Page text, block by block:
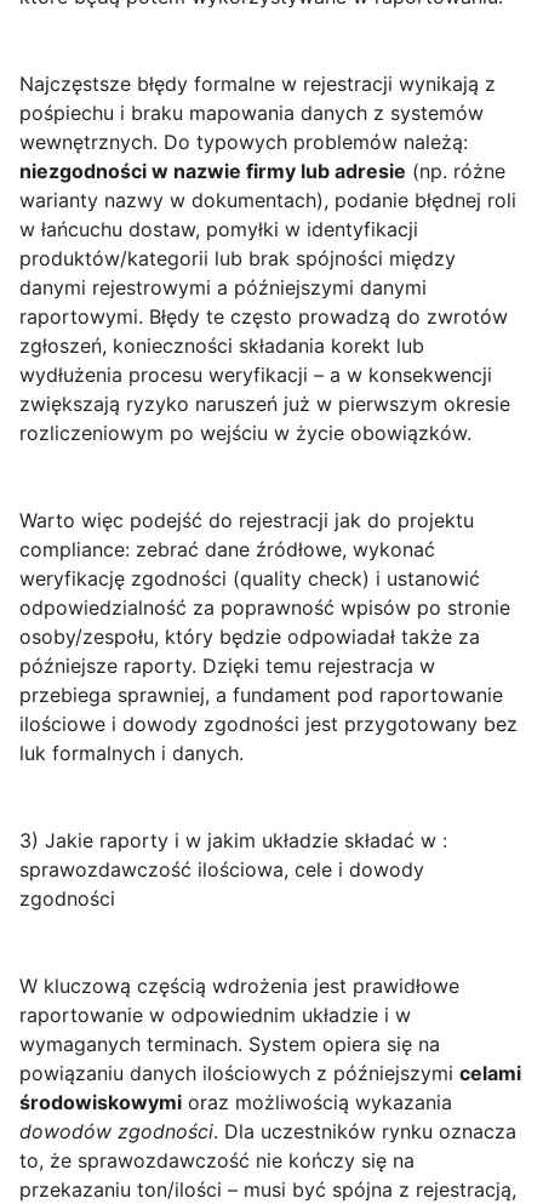
Najczęstsze błędy formalne w rejestracji wynikają z
pośpiechu i braku mapowania danych z systemów
wewnętrznych. Do typowych problemów należą:
niezgodności w nazwie firmy lub adresie (np. różne
warianty nazwy w dokumentach), podanie błędnej roli
w łańcuchu dostaw, pomyłki w identyfikacji
produktów/kategorii lub brak spójności między
danymi rejestrowymi a późniejszymi danymi
raportowymi. Błędy te często prowadzą do zwrotów
zgłoszeń, konieczności składania korekt lub
wydłużenia procesu weryfikacji – a w konsekwencji
zwiększają ryzyko naruszeń już w pierwszym okresie
rozliczeniowym po wejściu w życie obowiązków.
Warto więc podejść do rejestracji jak do projektu
compliance: zebrać dane źródłowe, wykonać
weryfikację zgodności (quality check) i ustanowić
odpowiedzialność za poprawność wpisów po stronie
osoby/zespołu, który będzie odpowiadał także za
późniejsze raporty. Dzięki temu rejestracja w
przebiega sprawniej, a fundament pod raportowanie
ilościowe i dowody zgodności jest przygotowany bez
luk formalnych i danych.
3) Jakie raporty i w jakim układzie składać w :
sprawozdawczość ilościowa, cele i dowody
zgodności
W kluczową częścią wdrożenia jest prawidłowe
raportowanie w odpowiednim układzie i w
wymaganych terminach. System opiera się na
powiązaniu danych ilościowych z późniejszymi celami
środowiskowymi oraz możliwością wykazania
dowodów zgodności. Dla uczestników rynku oznacza
to, że sprawozdawczość nie kończy się na
przekazaniu ton/ilości – musi być spójna z rejestracją,